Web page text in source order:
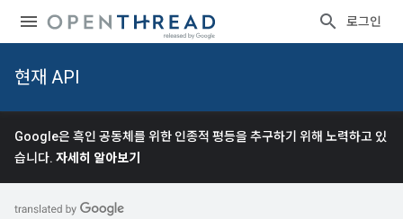
로그인
현재 API
Google은 흑인 공동체를 위한 인종적 평등을 추구하기 위해 노력하고 있
습니다. 자세히 알아보기